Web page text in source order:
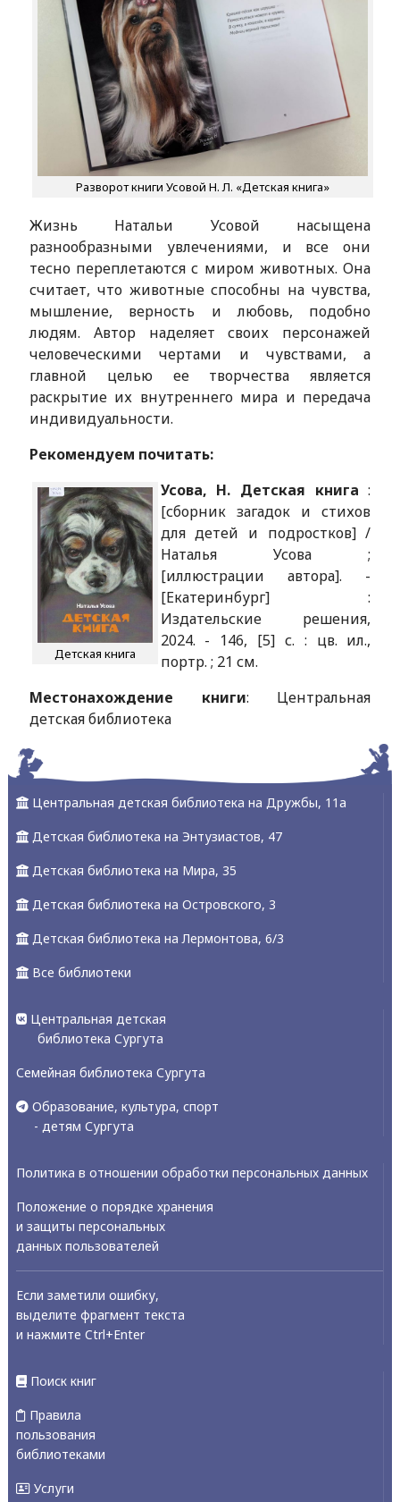
Разворот книги Усовой Н. Л. «Детская книга»
Жизнь Натальи Усовой насыщена
разнообразными увлечениями, и все они
тесно переплетаются с миром животных. Она
считает, что животные способны на чувства,
мышление, верность и любовь, подобно
людям. Автор наделяет своих персонажей
человеческими чертами и чувствами, а
главной целью ее творчества является
раскрытие их внутреннего мира и передача
индивидуальности.
Рекомендуем почитать:
Детская книга
Усова, Н. Детская книга :
[сборник загадок и стихов
для детей и подростков] /
Наталья Усова ;
[иллюстрации автора]. -
[Екатеринбург] :
Издательские решения,
2024. - 146, [5] с. : цв. ил.,
портр. ; 21 см.
Местонахождение книги: Центральная
детская библиотека
Центральная детская библиотека на Дружбы, 11а
Детская библиотека на Энтузиастов, 47
Детская библиотека на Мира, 35
Детская библиотека на Островского, 3
Детская библиотека на Лермонтова, 6/3
Все библиотеки
Центральная детская
библиотека Сургута
Семейная библиотека Сургута
Образование, культура, спорт
- детям Сургута
Политика в отношении обработки персональных данных
Положение о порядке хранения
и защиты персональных
данных пользователей
Если заметили ошибку,
выделите фрагмент текста
и нажмите Ctrl+Enter
Поиск книг
Правила
пользования
библиотеками
Услуги